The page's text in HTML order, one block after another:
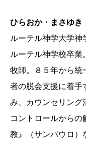
ひらおか・まさゆき
ルーテル神学大学
ルーテル神学校卒業
牧師。８５年から統
者の脱会支援に着手
み、カウンセリング
コントロールから
教』（サンパウロ）